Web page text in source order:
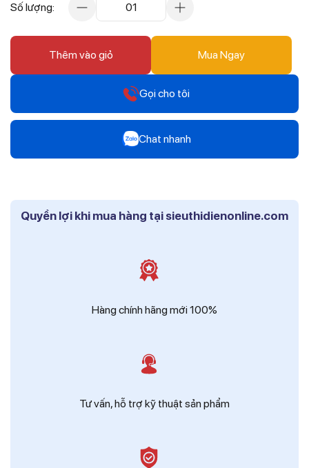
Số lượng: 01
Thêm vào giỏ Mua Ngay
Gọi cho tôi
0916 804 808
Chat nhanh
Mr Trâm - Điện Thái Dương
Quyền lợi khi mua hàng tại sieuthidienonline.com
Hàng chính hãng mới 100%
Tư vấn, hỗ trợ kỹ thuật sản phẩm